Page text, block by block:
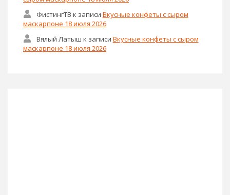
ФистингТВ к записи Вкусные конфеты с сыром
маскарпоне 18 июля 2026
Вялый Латыш к записи Вкусные конфеты с сыром
маскарпоне 18 июля 2026